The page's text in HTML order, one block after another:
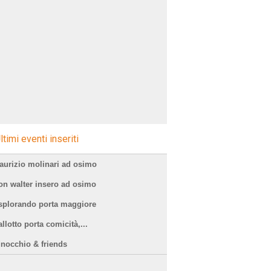
eventi inseriti
molinari ad osimo
walter insero ad osimo
porta maggiore
porta comicità,...
& friends